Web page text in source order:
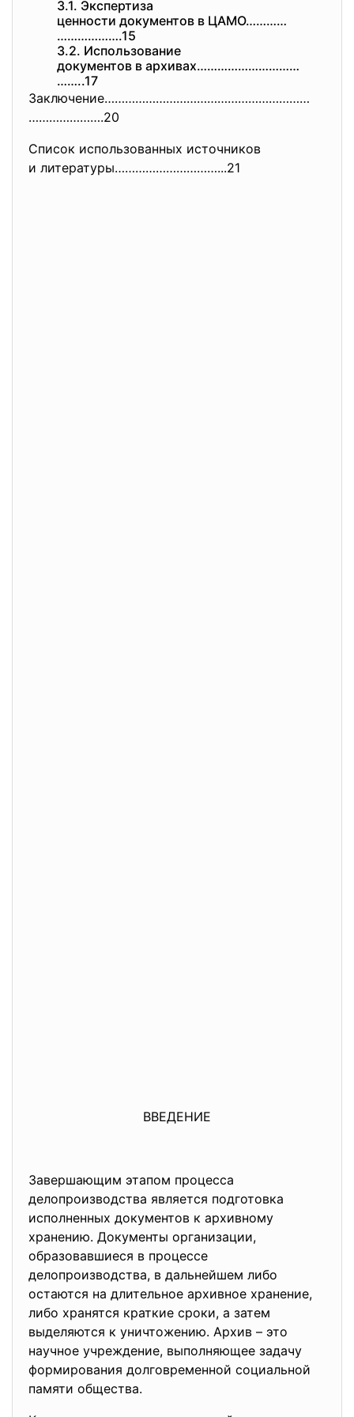
3.1. Экспертиза
ценности документов в ЦАМО…………
……………….15
3.2. Использование
документов в архивах…………………………
……..17
Заключение……………………………………………………
………………….20
Список использованных источников
и литературы…………………………...21
ВВЕДЕНИЕ
Завершающим этапом процесса
делопроизводства является подготовка
исполненных документов к архивному
хранению. Документы организации,
образовавшиеся в процессе
делопроизводства, в дальнейшем либо
остаются на длительное архивное хранение,
либо хранятся краткие сроки, а затем
выделяются к уничтожению. Архив – это
научное учреждение, выполняющее задачу
формирования долговременной социальной
памяти общества.